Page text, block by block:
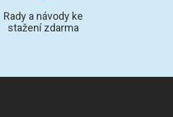
Rady a návody ke
stažení zdarma